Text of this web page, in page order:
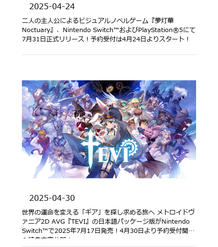
2025-04-24
二人の主人公によるビジュアルノベルゲーム『夢灯華
Noctuary』、Nintendo Switch™およびPlayStation®5にて
7月31日正式リリース！予約受付は4月24日よりスタート！
2025-04-30
世界の運命を変える「ギア」を探し求める旅へ メトロイドヴ
ァニア2D AVG『TEVI』の日本語パッケージ版がNintendo
Switch™で2025年7月17日発売！4月30日より予約受付開始
＆特典内容公開！